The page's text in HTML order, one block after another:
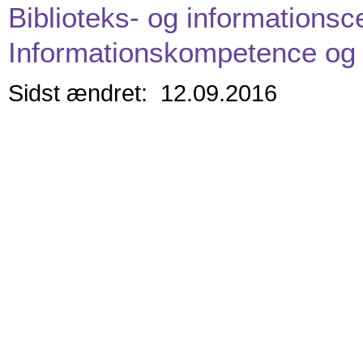
Biblioteks- og
Informationskompetence
Sidst ændret: 12.09.2016